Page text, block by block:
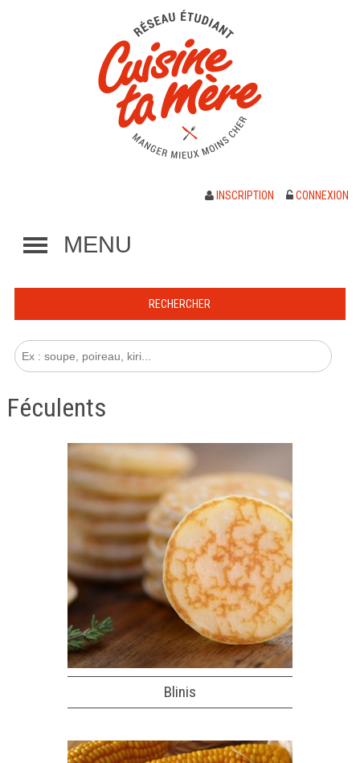
INSCRIPTION CONNEXION
MENU
Féculents
Blinis